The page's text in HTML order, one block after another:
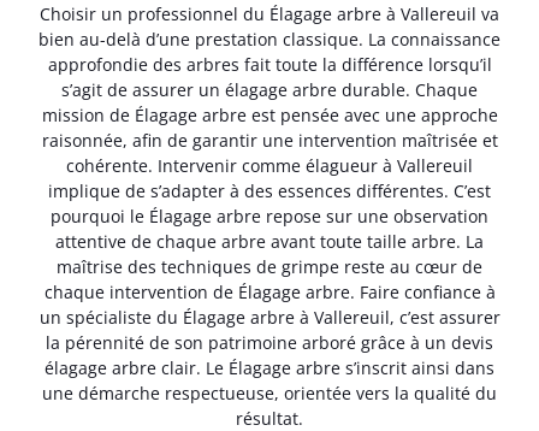
Choisir un professionnel du Élagage arbre à Vallereuil va
bien au-delà d’une prestation classique. La connaissance
approfondie des arbres fait toute la différence lorsqu’il
s’agit de assurer un élagage arbre durable. Chaque
mission de Élagage arbre est pensée avec une approche
raisonnée, afin de garantir une intervention maîtrisée et
cohérente. Intervenir comme élagueur à Vallereuil
implique de s’adapter à des essences différentes. C’est
pourquoi le Élagage arbre repose sur une observation
attentive de chaque arbre avant toute taille arbre. La
maîtrise des techniques de grimpe reste au cœur de
chaque intervention de Élagage arbre. Faire confiance à
un spécialiste du Élagage arbre à Vallereuil, c’est assurer
la pérennité de son patrimoine arboré grâce à un devis
élagage arbre clair. Le Élagage arbre s’inscrit ainsi dans
une démarche respectueuse, orientée vers la qualité du
résultat.